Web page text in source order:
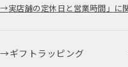
実店舗の定休日と営業時間」に
ギフトラッピング